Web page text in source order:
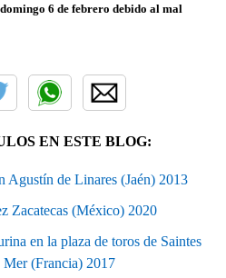
6 de febrero debido al mal
EN ESTE BLOG:
Agustín de Linares (Jaén) 2013
Zacatecas (México) 2020
en la plaza de toros de Saintes
Mer (Francia) 2017